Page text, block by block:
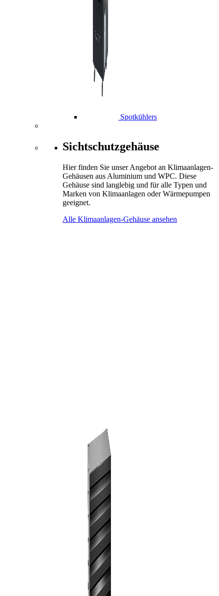
Spotkühlers
Sichtschutzgehäuse
Hier finden Sie unser Angebot an Klimaanlagen-
Gehäusen aus Aluminium und WPC. Diese
Gehäuse sind langlebig und für alle Typen und
Marken von Klimaanlagen oder Wärmepumpen
geeignet.
Alle Klimaanlagen-Gehäuse ansehen